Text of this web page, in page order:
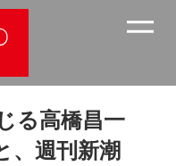
る高橋昌一
、週刊新潮